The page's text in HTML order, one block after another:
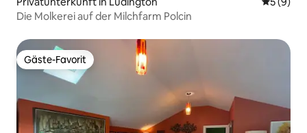
Die Molkerei auf der Milchfarm Polcin
Gäste-Favorit
Gäste-Favorit